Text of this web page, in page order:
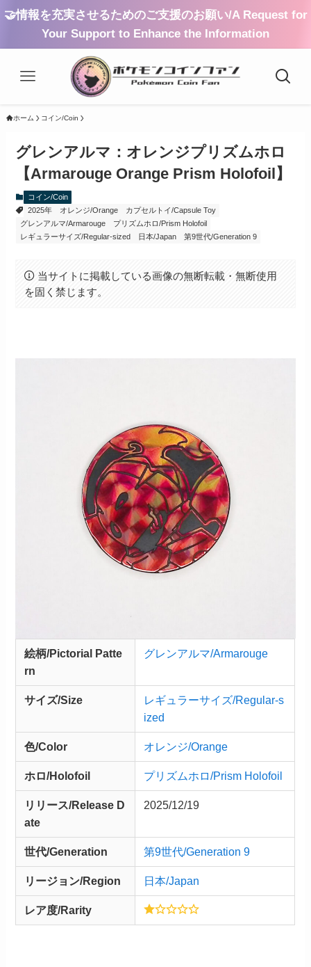
🤝情報を充実させるためのご支援のお願い/A Request for
Your Support to Enhance the Information
ホーム コイン/Coin
グレンアルマ：オレンジプリズムホロ
【Armarouge Orange Prism Holofoil】
コイン/Coin
2025年
オレンジ/Orange
カプセルトイ/Capsule Toy
グレンアルマ/Armarouge
プリズムホロ/Prism Holofoil
レギュラーサイズ/Regular-sized
日本/Japan 第9世代/Generation 9
当サイトに掲載している画像の無断転載・無断使用
を固く禁じます。
絵柄/Pictorial Patte
rn
グレンアルマ/Armarouge
サイズ/Size
レギュラーサイズ/Regular-s
ized
色/Color オレンジ/Orange
ホロ/Holofoil プリズムホロ/Prism Holofoil
リリース/Release D
ate
2025/12/19
世代/Generation 第9世代/Generation 9
リージョン/Region 日本/Japan
レア度/Rarity